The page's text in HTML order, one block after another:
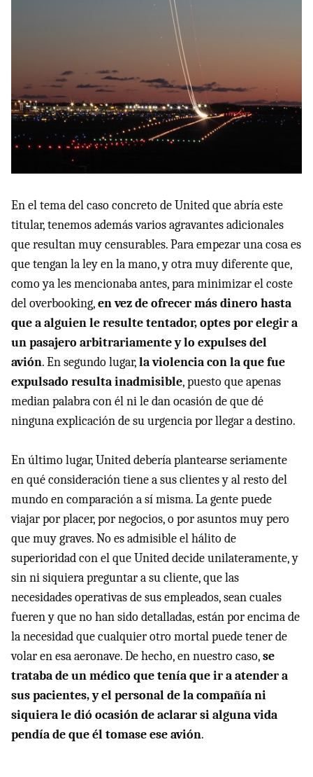
En el tema del caso concreto de United que abría este
titular, tenemos además varios agravantes adicionales
que resultan muy censurables. Para empezar una cosa es
que tengan la ley en la mano, y otra muy diferente que,
como ya les mencionaba antes, para minimizar el coste
del overbooking,en vez de ofrecer más dinero hasta
que a alguien le resulte tentador, optes por elegir a
un pasajero arbitrariamente y lo expulses del
avión. En segundo lugar,la violencia con la que fue
expulsado resulta inadmisible, puesto que apenas
median palabra con él ni le dan ocasión de que dé
ninguna explicación de su urgencia por llegar a destino.
En último lugar, United debería plantearse seriamente
en qué consideración tiene a sus clientes y al resto del
mundo en comparación a sí misma. La gente puede
viajar por placer, por negocios, o por asuntos muy pero
que muy graves. No es admisible el hálito de
superioridad con el que United decide unilateramente, y
sin ni siquiera preguntar a su cliente, que las
necesidades operativas de sus empleados, sean cuales
fueren y que no han sido detalladas, están por encima de
la necesidad que cualquier otro mortal puede tener de
volar en esa aeronave. De hecho, en nuestro caso,se
trataba de un médico que tenía que ir a atender a
sus pacientes, y el personal de la compañía ni
siquiera le dió ocasión de aclarar si alguna vida
pendía de que él tomase ese avión.